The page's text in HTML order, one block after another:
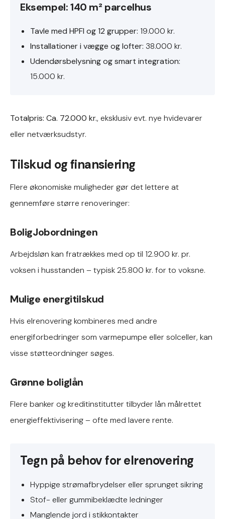
Eksempel: 140 m² parcelhus
Tavle med HPFI og 12 grupper: 19.000 kr.
Installationer i vægge og lofter: 38.000 kr.
Udendørsbelysning og smart integration:
15.000 kr.
Totalpris: Ca. 72.000 kr., eksklusiv evt. nye hvidevarer
eller netværksudstyr.
Tilskud og finansiering
Flere økonomiske muligheder gør det lettere at
gennemføre større renoveringer:
BoligJobordningen
Arbejdsløn kan fratrækkes med op til 12.900 kr. pr.
voksen i husstanden – typisk 25.800 kr. for to voksne.
Mulige energitilskud
Hvis elrenovering kombineres med andre
energiforbedringer som varmepumpe eller solceller, kan
visse støtteordninger søges.
Grønne boliglån
Flere banker og kreditinstitutter tilbyder lån målrettet
energieffektivisering – ofte med lavere rente.
Tegn på behov for elrenovering
Hyppige strømafbrydelser eller sprunget sikring
Stof- eller gummibeklædte ledninger
Manglende jord i stikkontakter